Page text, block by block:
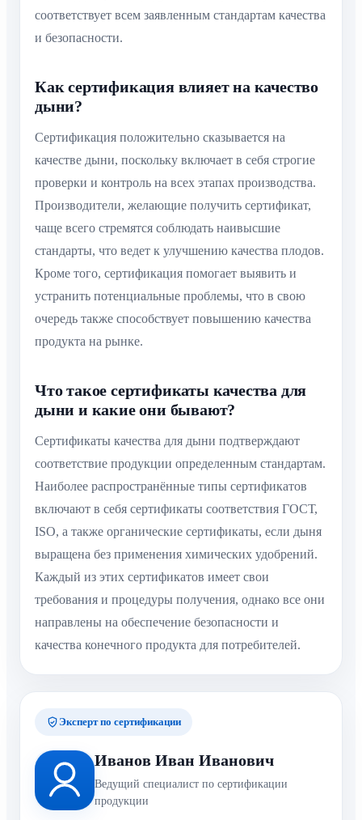
соответствует всем заявленным стандартам качества
и безопасности.
Как сертификация влияет на качество
дыни?
Сертификация положительно сказывается на
качестве дыни, поскольку включает в себя строгие
проверки и контроль на всех этапах производства.
Производители, желающие получить сертификат,
чаще всего стремятся соблюдать наивысшие
стандарты, что ведет к улучшению качества плодов.
Кроме того, сертификация помогает выявить и
устранить потенциальные проблемы, что в свою
очередь также способствует повышению качества
продукта на рынке.
Что такое сертификаты качества для
дыни и какие они бывают?
Сертификаты качества для дыни подтверждают
соответствие продукции определенным стандартам.
Наиболее распространённые типы сертификатов
включают в себя сертификаты соответствия ГОСТ,
ISO, а также органические сертификаты, если дыня
выращена без применения химических удобрений.
Каждый из этих сертификатов имеет свои
требования и процедуры получения, однако все они
направлены на обеспечение безопасности и
качества конечного продукта для потребителей.
Эксперт по сертификации
Иванов Иван Иванович
Ведущий специалист по сертификации
продукции